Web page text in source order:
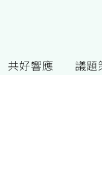
共好響應 議題